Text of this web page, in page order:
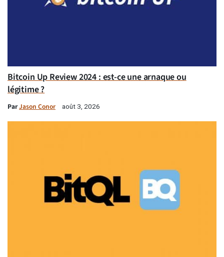
Bitcoin Up Review 2024 : est-ce une arnaque ou
légitime ?
ParJason Conor août 3, 2026